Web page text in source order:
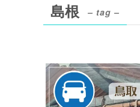
島根 – tag –